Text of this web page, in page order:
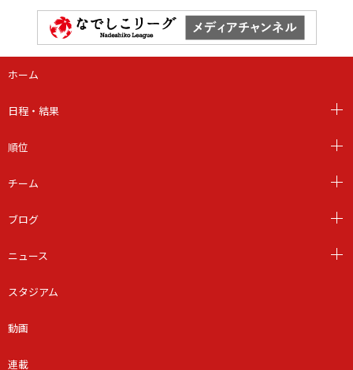
ホーム
日程・結果
順位
チーム
ブログ
ニュース
スタジアム
動画
連載